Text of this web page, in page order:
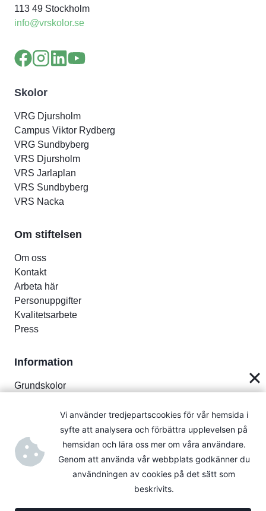
113 49 Stockholm
info@vrskolor.se
Skolor
VRG Djursholm
Campus Viktor Rydberg
VRG Sundbyberg
VRS Djursholm
VRS Jarlaplan
VRS Sundbyberg
VRS Nacka
Om stiftelsen
Om oss
Kontakt
Arbeta här
Personuppgifter
Kvalitetsarbete
Press
Information
Grundskolor
Gymnasieprogram
Tillgänglighetsredogörelse
Vi använder tredjepartscookies för vår hemsida i
syfte att analysera och förbättra upplevelsen på
hemsidan och lära oss mer om våra användare.
Genom att använda vår webbplats godkänner du
användningen av cookies på det sätt som
beskrivits.